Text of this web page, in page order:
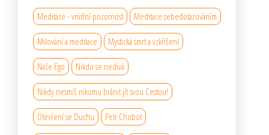
Meditace - vnitřní pozornost Meditace sebedotazováním
Milování a meditace Mystická smrt a vzkříšení
Naše Ego Nikdo se nedívá
Nikdy nesmíš nikomu bránit jít svou Cestou!
Otevření se Duchu Petr Chobot